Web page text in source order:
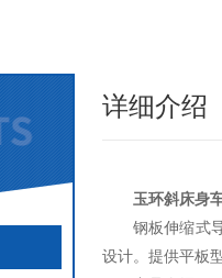
详细介绍
玉环斜床身
钢板伸缩式
设计。提供平板